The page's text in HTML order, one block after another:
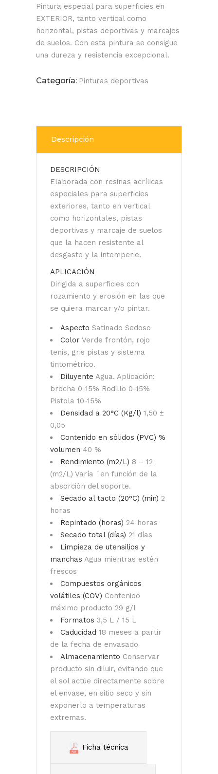
Pintura especial para superficies en
EXTERIOR, tanto vertical como
horizontal, pistas deportivas y marcajes
de suelos. Con esta pintura se consigue
una dureza y resistencia excepcional.
Categoría: Pinturas deportivas
Descripción
DESCRIPCIÓN
Elaborada con resinas acrílicas
especiales para superficies
exteriores, tanto en vertical
como horizontales, pistas
deportivas y marcaje de suelos
que la hacen resistente al
desgaste y la intemperie.
APLICACIÓN
Dirigida a superficies con
rozamiento y erosión en las que
se quiera marcar y/o pintar.
Aspecto Satinado Sedoso
Color Verde frontón, rojo
tenis, gris pistas y sistema
tintométrico.
Diluyente Agua. Aplicación:
brocha 0-15% Rodillo 0-15%
Pistola 10-15%
Densidad a 20°C (Kg/l) 1,50 ±
0,05
Contenido en sólidos (PVC) %
volumen 40 %
Rendimiento (m2/L) 8 – 12
(m2/L) Varía ´en función de la
absorción del soporte.
Secado al tacto (20°C) (min) 2
horas
Repintado (horas) 24 horas
Secado total (días) 21 días
Limpieza de utensilios y
manchas Agua mientras estén
frescos
Compuestos orgánicos
volátiles (COV) Contenido
máximo producto 29 g/l
Formatos 3,5 L / 15 L
Caducidad 18 meses a partir
de la fecha de envasado
Almacenamiento Conservar
producto sin diluir, evitando que
el sol actúe directamente sobre
el envase, en sitio seco y sin
exponerlo a temperaturas
extremas.
Ficha técnica